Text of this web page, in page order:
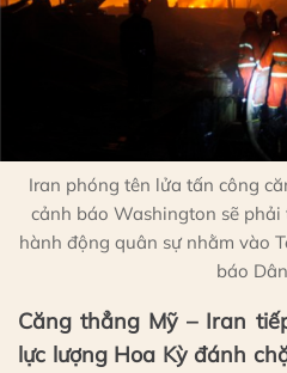
Iran phóng tên lửa tấn công
cảnh báo Washington sẽ
hành động quân sự nhằm vào
báo
Căng thẳng Mỹ – Iran
lực lượng Hoa Kỳ đánh